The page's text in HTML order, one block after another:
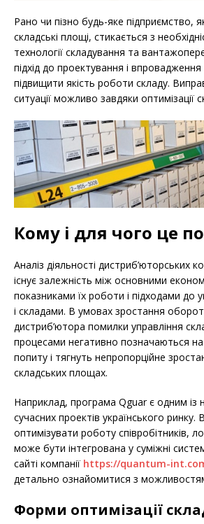
Рано чи пізно будь-яке підприємство,
складські площі, стикається з
технології складування та
підхід до проектування і
підвищити якість роботи складу.
ситуації можливо завдяки оптимізації
Кому і для чого це
Аналіз діяльності дистриб’юторських
існує залежність між основними
показниками їх роботи і підходами до
і складами. В умовах зростання
дистриб’ютора помилки управління
процесами негативно позначаються на
попиту і тягнуть непропорційне
складських площах.
Наприклад, програма Qguar є одним із
сучасних проектів українського ринку.
оптимізувати роботу співробітників,
може бути інтегрована у суміжні
сайті компанії https://quantum-
детально ознайомитися з
Форми оптимізації